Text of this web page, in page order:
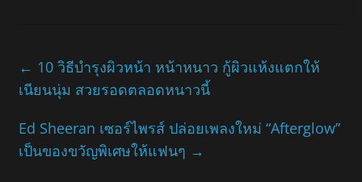
← 10 วิธีบำรุงผิวหน้า หน้าหนาว กู้ผิวแห้งแตกให้
เนียนนุ่ม สวยรอดตลอดหนาวนี้
Ed Sheeran เซอร์ไพรส์ ปล่อยเพลงใหม่ “Afterglow”
เป็นของขวัญพิเศษให้แฟนๆ →